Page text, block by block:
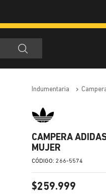
indumentaria
CAMPERA
MUJER
:266-5574
$259.999